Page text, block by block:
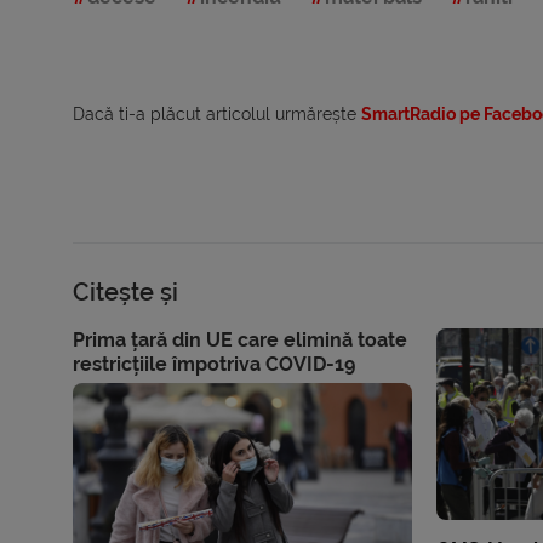
Dacă ti-a plăcut articolul urmărește SmartRadio pe
Citește și
Prima țară din UE care elimină toate
restricțiile împotriva COVID-19